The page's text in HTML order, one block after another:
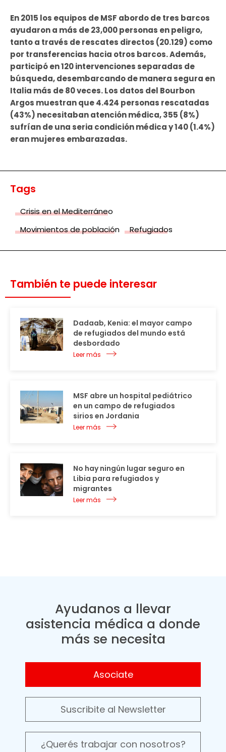
En 2015 los equipos de MSF abordo de tres barcos
ayudaron a más de 23,000 personas en peligro,
tanto a través de rescates directos (20.129) como
por transferencias hacia otros barcos. Además,
participó en 120 intervenciones separadas de
búsqueda, desembarcando de manera segura en
Italia más de 80 veces. Los datos del Bourbon
Argos muestran que 4.424 personas rescatadas
(43%) necesitaban atención médica, 355 (8%)
sufrían de una seria condición médica y 140 (1.4%)
eran mujeres embarazadas.
Tags
Crisis en el Mediterráneo
Movimientos de población
Refugiados
También te puede interesar
Dadaab, Kenia: el mayor campo
de refugiados del mundo está
desbordado
Leer más
MSF abre un hospital pediátrico
en un campo de refugiados
sirios en Jordania
Leer más
No hay ningún lugar seguro en
Libia para refugiados y
migrantes
Leer más
Ayudanos a llevar
asistencia médica a donde
más se necesita
Asociate
Suscribite al Newsletter
¿Querés trabajar con nosotros?